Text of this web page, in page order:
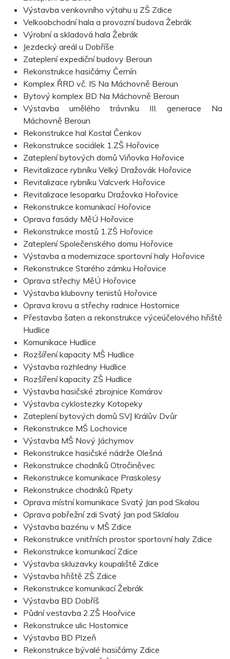
Výstavba venkovního výtahu u ZŠ Zdice
Velkoobchodní hala a provozní budova Žebrák
Výrobní a skladová hala Žebrák
Jezdecký areál u Dobříše
Zateplení expediční budovy Beroun
Rekonstrukce hasičárny Černín
Komplex ŘRD vč. IS Na Máchovně Beroun
Bytový komplex BD Na Máchovně Beroun
Výstavba umělého trávníku III. generace Na
Máchovně Beroun
Rekonstrukce hal Kostal Čenkov
Rekonstrukce sociálek 1.ZŠ Hořovice
Zateplení bytových domů Viňovka Hořovice
Revitalizace rybníku Velký Dražovák Hořovice
Revitalizace rybníku Valcverk Hořovice
Revitalizace lesoparku Dražovka Hořovice
Rekonstrukce komunikací Hořovice
Oprava fasády MěÚ Hořovice
Rekonstrukce mostů 1.ZŠ Hořovice
Zateplení Společenského domu Hořovice
Výstavba a modernizace sportovní haly Hořovice
Rekonstrukce Starého zámku Hořovice
Oprava střechy MěÚ Hořovice
Výstavba klubovny tenistů Hořovice
Oprava krovu a střechy radnice Hostomice
Přestavba šaten a rekonstrukce výceúčelového hřiště
Hudlice
Komunikace Hudlice
Rozšíření kapacity MŠ Hudlice
Výstavba rozhledny Hudlice
Rozšíření kapacity ZŠ Hudlice
Výstavba hasičské zbrojnice Komárov
Výstavba cyklostezky Kotopeky
Zateplení bytových domů SVJ Králův Dvůr
Rekonstrukce MŠ Lochovice
Výstavba MŠ Nový Jáchymov
Rekonstrukce hasičské nádrže Olešná
Rekonstrukce chodníků Otročiněvec
Rekonstrukce komunikace Praskolesy
Rekonstrukce chodníků Rpety
Oprava místní komunikace Svatý Jan pod Skalou
Oprava pobřežní zdi Svatý Jan pod Sklalou
Výstavba bazénu v MŠ Zdice
Rekonstrukce vnitřních prostor sportovní haly Zdice
Rekonstrukce komunikací Zdice
Výstavba skluzavky koupaliště Zdice
Výstavba hřiště ZŠ Zdice
Rekonstrukce komunikací Žebrák
Výstavba BD Dobříš
Půdní vestavba 2.ZŠ Hoořvice
Rekonstrukce ulic Hostomice
Výstavba BD Plzeň
Rekonstrukce bývalé hasičárny Zdice